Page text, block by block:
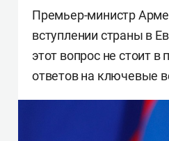
Премьер-министр
вступлении страны в
этот вопрос не стоит
ответов на ключевые